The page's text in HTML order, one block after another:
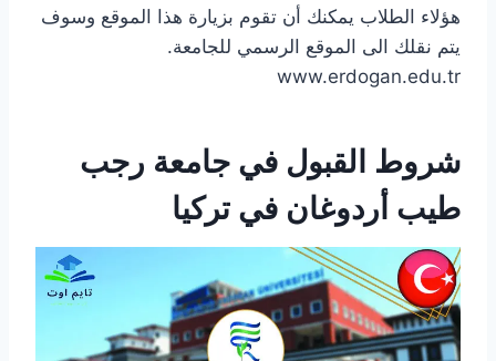
هؤلاء الطلاب يمكنك أن تقوم بزيارة هذا الموقع وسوف
يتم نقلك الى الموقع الرسمي للجامعة.
www.erdogan.edu.tr
شروط القبول في جامعة رجب
طيب أردوغان في تركيا